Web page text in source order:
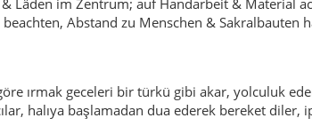
(Stadt- und Dorfteile):
Dorf.
im Zentrum.
mit historischem Bezug.